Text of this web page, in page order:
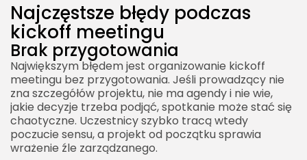
Najczęstsze błędy podczas
kickoff meetingu
Brak przygotowania
Największym błędem jest organizowanie kickoff
meetingu bez przygotowania. Jeśli prowadzący nie
zna szczegółów projektu, nie ma agendy i nie wie,
jakie decyzje trzeba podjąć, spotkanie może stać się
chaotyczne. Uczestnicy szybko tracą wtedy
poczucie sensu, a projekt od początku sprawia
wrażenie źle zarządzanego.